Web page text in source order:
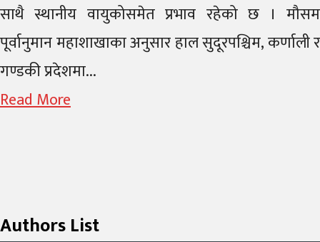
साथै स्थानीय वायुकोसमेत प्रभाव रहेको छ । मौसम
पूर्वानुमान महाशाखाका अनुसार हाल सुदूरपश्चिम, कर्णाली र
गण्डकी प्रदेशमा...
Read More
Authors List